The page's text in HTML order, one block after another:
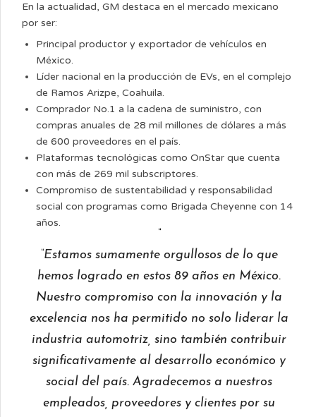
En la actualidad, GM destaca en el mercado mexicano
por ser:
Principal productor y exportador de vehículos en
México.
Líder nacional en la producción de EVs, en el complejo
de Ramos Arizpe, Coahuila.
Comprador No.1 a la cadena de suministro, con
compras anuales de 28 mil millones de dólares a más
de 600 proveedores en el país.
Plataformas tecnológicas como OnStar que cuenta
con más de 269 mil subscriptores.
Compromiso de sustentabilidad y responsabilidad
social con programas como Brigada Cheyenne con 14
años.
“Estamos sumamente orgullosos de lo que
hemos logrado en estos 89 años en México.
Nuestro compromiso con la innovación y la
excelencia nos ha permitido no solo liderar la
industria automotriz, sino también contribuir
significativamente al desarrollo económico y
social del país. Agradecemos a nuestros
empleados, proveedores y clientes por su